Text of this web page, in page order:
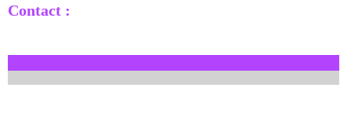
Contact :